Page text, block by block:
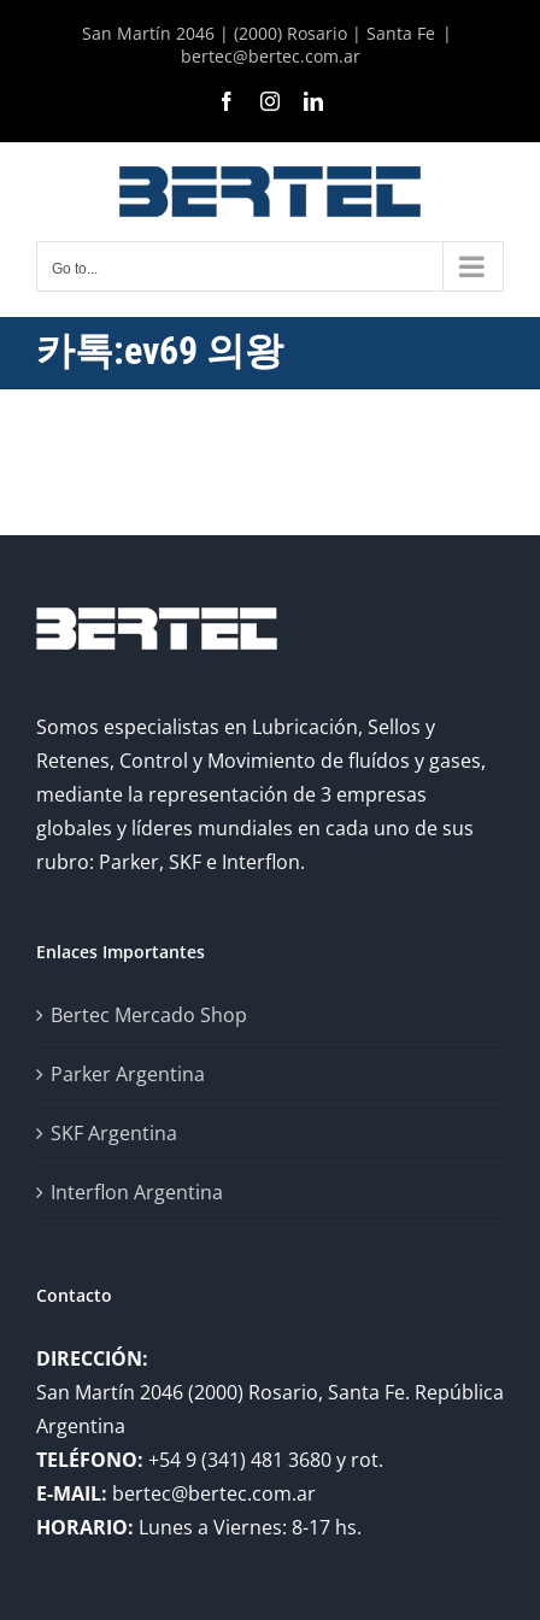
San Martín 2046 | (2000) Rosario | Santa Fe |
bertec@bertec.com.ar
FacebookInstagramLinkedIn
Go to...
카톡:ev69 의왕
Somos especialistas en Lubricación, Sellos y
Retenes, Control y Movimiento de fluídos y gases,
mediante la representación de 3 empresas
globales y líderes mundiales en cada uno de sus
rubro: Parker, SKF e Interflon.
Enlaces Importantes
Bertec Mercado Shop
Parker Argentina
SKF Argentina
Interflon Argentina
Contacto
DIRECCIÓN:
San Martín 2046 (2000) Rosario, Santa Fe. República
Argentina
TELÉFONO: +54 9 (341) 481 3680 y rot.
E-MAIL: bertec@bertec.com.ar
HORARIO: Lunes a Viernes: 8-17 hs.